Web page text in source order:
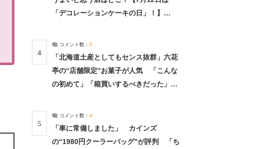
「デコレーションケーキの日」！】
4
コメント数： 5
「北海道土産としてもセンス抜群」六花
亭の“店舗限定”お菓子が人気 「こんな
の初めて」「箱買いするべきだった」
5
コメント数： 4
「車に常備しました」 カインズ
の“1980円クーラーバッグ”が評判 「ち